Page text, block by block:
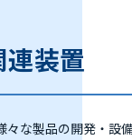
装置
々な製品の開発・設